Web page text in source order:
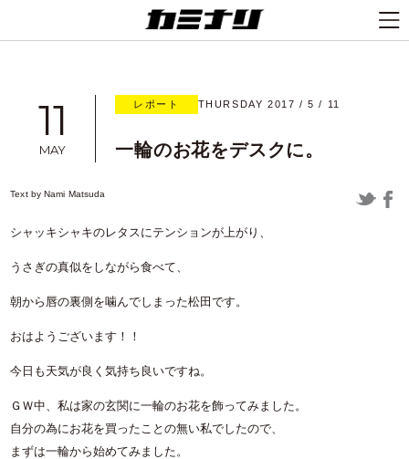
11
MAY
レポート THURSDAY 2017 / 5 / 11
一輪のお花をデスクに。
Text byNami Matsuda
シャッキシャキのレタスにテンションが上がり、
うさぎの真似をしながら食べて、
朝から唇の裏側を噛んでしまった松田です。
おはようございます！！
今日も天気が良く気持ち良いですね。
ＧＷ中、私は家の玄関に一輪のお花を飾ってみました。
自分の為にお花を買ったことの無い私でしたので、
まずは一輪から始めてみました。